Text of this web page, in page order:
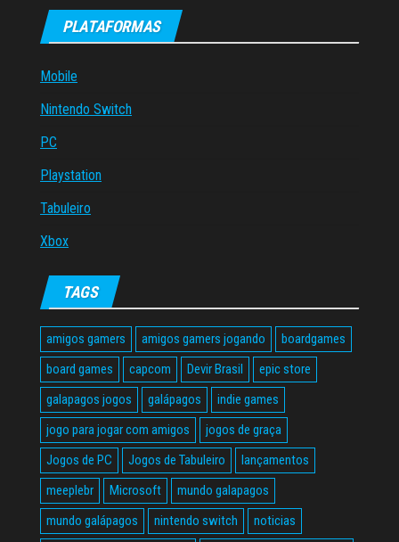
PLATAFORMAS
Mobile
Nintendo Switch
PC
Playstation
Tabuleiro
Xbox
TAGS
amigos gamers amigos gamers jogando
boardgames
board games
capcom Devir Brasil
epic store
galapagos jogos
galápagos
indie games
jogo para jogar com amigos
jogos de graça
Jogos de PC
Jogos de Tabuleiro
lançamentos
meeplebr
Microsoft
mundo galapagos
mundo galápagos
nintendo switch
noticias